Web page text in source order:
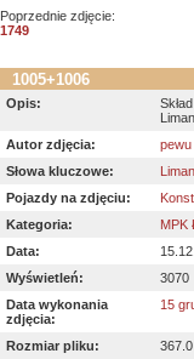
Poprzednie zdjęcie:
1749
1005+1006
Opis:
Autor zdjęcia:
pewu
Słowa kluczowe:
Pojazdy na zdjęciu:
Kategoria:
MPK
Data:
Wyświetleń:
3070
Data wykonania
zdjęcia:
15
Rozmiar pliku: